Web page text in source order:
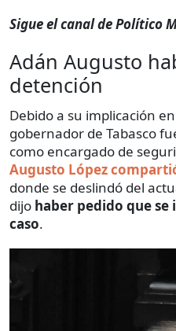
Sigue el canal de Político
Adán Augusto
detención
Debido a su implicación
gobernador de Tabasco
como encargado de
Augusto López
donde se deslindó del
dijo haber pedido que
caso.